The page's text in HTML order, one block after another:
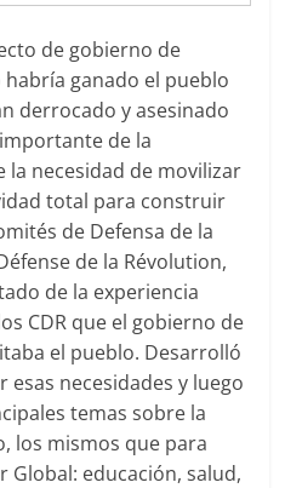
de gobierno de
ganado el pueblo
derrocado y asesinado
de la
la necesidad de movilizar
total para construir
de Defensa de la
de la Révolution,
de la experiencia
CDR que el gobierno de
el pueblo. Desarrolló
necesidades y luego
temas sobre la
los mismos que para
Global: educación, salud,